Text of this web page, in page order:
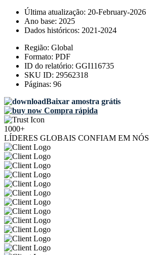
Última atualização: 20-February-2026
Ano base: 2025
Dados históricos: 2021-2024
Região: Global
Formato: PDF
ID do relatório: GGI116735
SKU ID: 29562318
Páginas: 96
Baixar amostra grátis
Compra rápida
1000+
LÍDERES GLOBAIS CONFIAM EM NÓS